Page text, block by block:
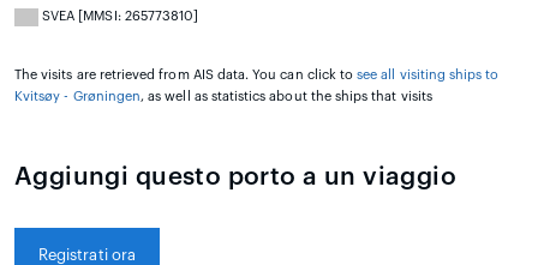
SVEA [MMSI: 265773810]
The visits are retrieved from AIS data. You can click tosee all visiting ships to
Kvitsøy - Grøningen, as well as statistics about the ships that visits
Aggiungi questo porto a un viaggio
Registrati ora